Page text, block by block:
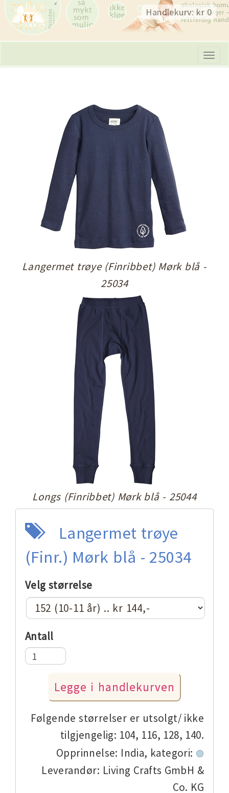
Skip
navigation
Handlekurv: kr 0
Langermet trøye (Finribbet) Mørk blå -
25034
Longs (Finribbet) Mørk blå - 25044
Langermet trøye
(Finr.) Mørk blå - 25034
Velg størrelse
Antall
Følgende størrelser er utsolgt/ ikke
tilgjengelig: 104, 116, 128, 140.
Opprinnelse: India, kategori:
Leverandør: Living Crafts GmbH &
Co. KG